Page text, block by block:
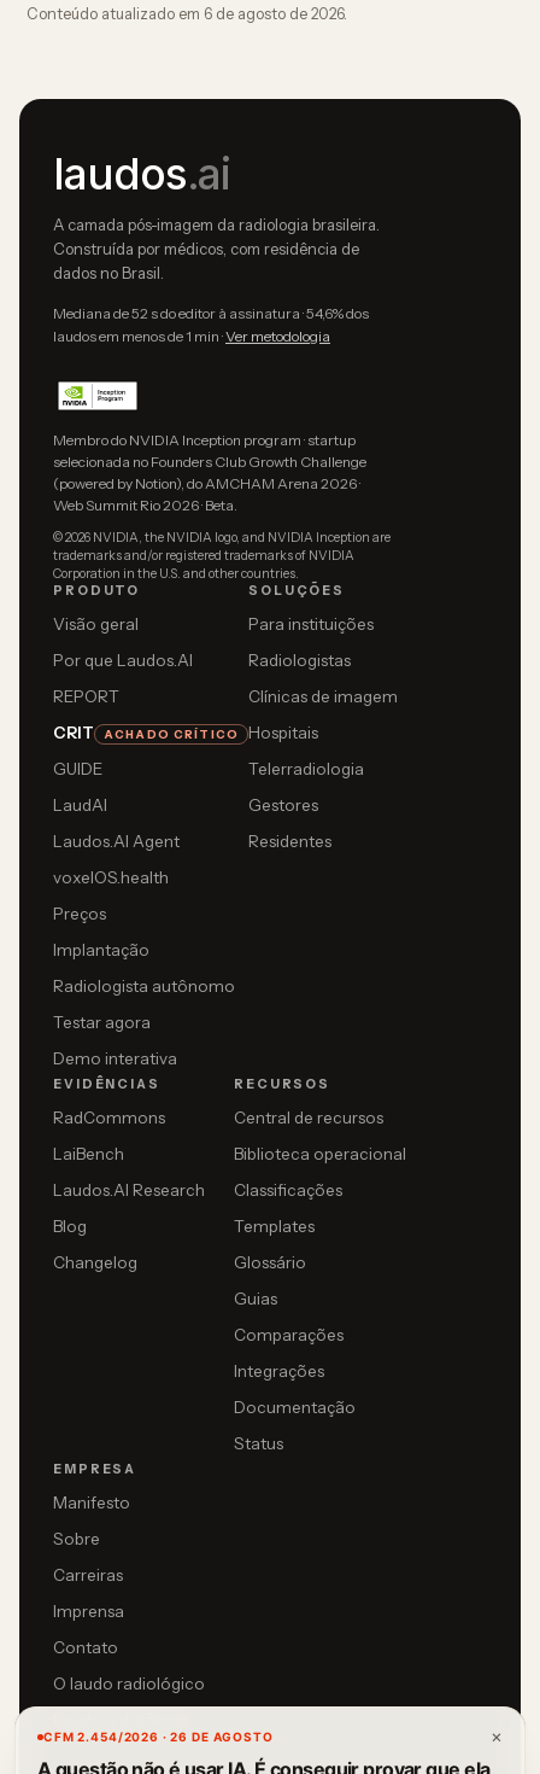
Conteúdo atualizado em 6 de agosto de 2026.
laudos.ai
A camada pós-imagem da radiologia brasileira.
Construída por médicos, com residência de
dados no Brasil.
Mediana de 52 s do editor à assinatura · 54,6% dos
laudos em menos de 1 min ·Ver metodologia
Membro do NVIDIA Inception program · startup
selecionada no Founders Club Growth Challenge
(powered by Notion), do AMCHAM Arena 2026 ·
Web Summit Rio 2026 · Beta.
© 2026 NVIDIA, the NVIDIA logo, and NVIDIA Inception are
trademarks and/or registered trademarks of NVIDIA
Corporation in the U.S. and other countries.
PRODUTO
Visão geral
Por que Laudos.AI
REPORT
CRIT
ACHADO CRÍTICO
GUIDE
LaudAI
Laudos.AI Agent
voxelOS.health
Preços
Implantação
Radiologista autônomo
Testar agora
Demo interativa
SOLUÇÕES
Para instituições
Radiologistas
Clínicas de imagem
Hospitais
Telerradiologia
Gestores
Residentes
EVIDÊNCIAS
RadCommons
LaiBench
Laudos.AI Research
Blog
Changelog
RECURSOS
Central de recursos
Biblioteca operacional
Classificações
Templates
Glossário
Guias
Comparações
Integrações
Documentação
Status
EMPRESA
Manifesto
Sobre
Carreiras
Imprensa
Contato
O laudo radiológico
×
CFM 2.454/2026 · 26 DE AGOSTO
A questão não é usar IA. É conseguir provar que ela